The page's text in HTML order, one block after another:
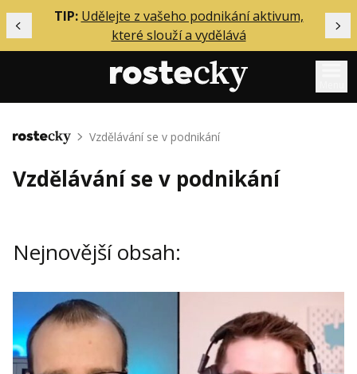
Předchozí
TIP: Udělejte z vašeho podnikání aktivum,
které slouží a vydělává
Mentoring
Solo
Inzerce
Přihlášení
Kontakt
Domů Vzdělávání se v podnikání
Vzdělávání se v podnikání
Nejnovější obsah: